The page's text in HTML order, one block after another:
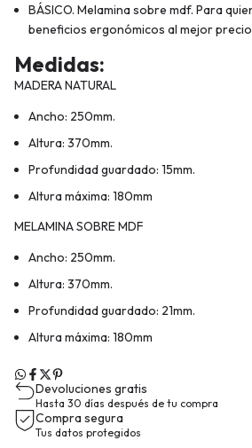
BÁSICO. Melamina sobre mdf. Para
beneficios ergonómicos al mejor
Medidas:
MADERA NATURAL
Ancho: 250mm.
Altura: 370mm.
Profundidad guardado: 15mm.
Altura máxima: 180mm
MELAMINA SOBRE MDF
Ancho: 250mm.
Altura: 370mm.
Profundidad guardado: 21mm.
Altura máxima: 180mm
Devoluciones gratis
Hasta 30 días después de tu compra
Compra segura
Tus datos protegidos